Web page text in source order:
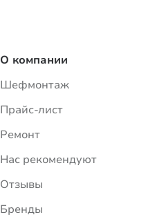
О компании
Шефмонтаж
Прайс-лист
Ремонт
Нас рекомендуют
Отзывы
Бренды